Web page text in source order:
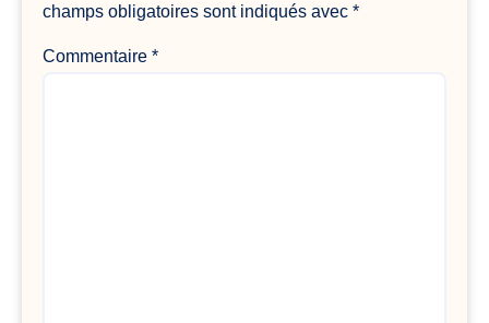
champs obligatoires sont indiqués avec*
Commentaire*